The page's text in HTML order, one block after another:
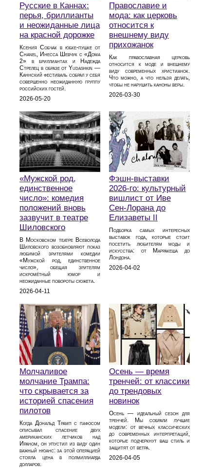
Русские в Каннах:
перья, бриллианты
и неожиданные лица
на красной дорожке
Ксения Собчак в юбке-пушке от
Chanel, Инесса Шевчук с «Дома
2» в бриллиантах и Надежда
Стрелец в образе от Yudashkin —
Каннский фестиваль собрал у себя
совершенно неожиданную группу
российских гостей.
2026-05-20
Православие и
мода: как церковь
относится к
внешнему виду
прихожанок
Как православная церковь
относится к моде и внешнему
виду современных христианок.
Что можно, а что нельзя делать,
чтобы не нарушить каноны веры.
2026-03-30
«Мужской род,
единственное
число»: комедия
положений вновь
зазвучит в театре
Шиловского
В Московском театре Всеволода
Шиловского возобновляют показ
любимой зрителями комедии
«Мужской род, единственное
число», обещая зрителям
искромётный юмор и
неожиданные повороты сюжета.
2026-04-11
Фэшн-выставки
2026-го: культурный
вишлист от Иве
Сен-Лорана до
Елизаветы II
Подборка самых интересных
выставок года, которые стоит
посетить любителям моды и
искусства: от Марракеша до
Лондона.
2026-04-02
Молчаливое
молчание Трампа:
что скрывается за
историей спасения
пилотов
Когда Дональд Трамп с пафосом
описывал спасение двух
американских летчиков над
Ираном, он упустил из виду один
важный нюанс: за этой операцией
стояла цена в полмиллиарда
долларов.
Осень — время
тренчей: от классики
до трендовых
новинок
Осень — идеальный сезон для
тренчей. Мы собрали лучшие
модели: от вечных классических
до современных интерпретаций,
которые подчеркнут ваш стиль и
защитят от ветра.
2026-04-05